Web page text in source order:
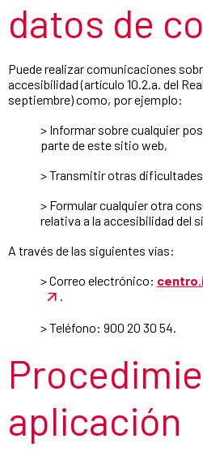
datos de
Puede realizar comunicaciones
accesibilidad (artículo 10.2.a. del
septiembre) como, por ejemplo:
> Informar sobre cualquier
parte de este sitio web,
> Transmitir otras
> Formular cualquier otra
relativa a la accesibilidad del
A través de las siguientes vías:
> Correo electrónico:
> Teléfono: 900 20 30 54.
aplicación